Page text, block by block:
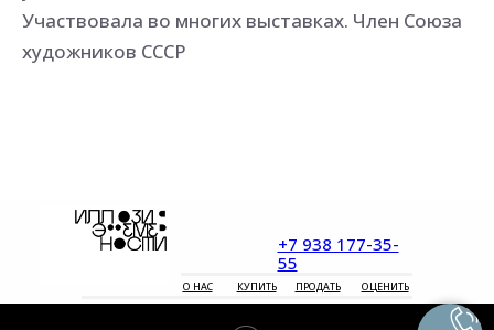
Участвовала во многих выставках. Член Союза
художников СССР
ПРОДАТЬ ОЦЕНИТЬ
КУПИТЬ
+7 938 177-35-
55
О НАС